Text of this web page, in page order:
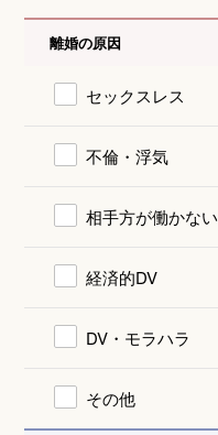
離婚の原因
セックスレス
不倫・浮気
相手方が働かない
経済的DV
DV・モラハラ
その他